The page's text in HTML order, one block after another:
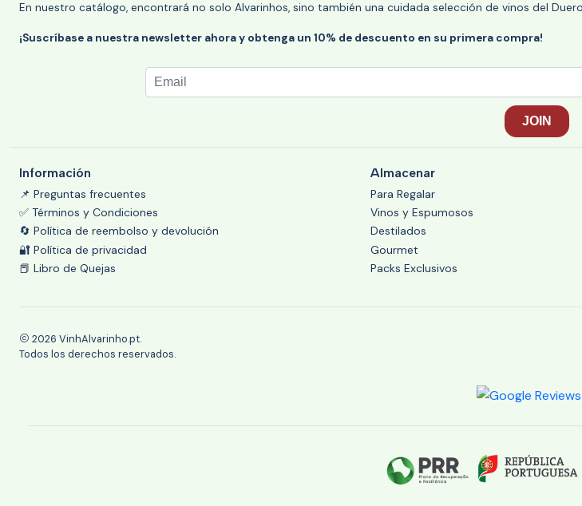
En nuestro catálogo, encontrará no solo Alvarinhos, sino también una cuidada selección de vinos del
¡Suscríbase a nuestra newsletter ahora y obtenga un 10% de descuento en su primera compra!
Información
📌 Preguntas frecuentes
✅ Términos y Condiciones
🔄 Política de reembolso y devolución
🔐 Política de privacidad
📕 Libro de Quejas
Almacenar
Para Regalar
Vinos y Espumosos
Destilados
Gourmet
Packs Exclusivos
2026 VinhAlvarinho.pt.
Todos los derechos reservados.